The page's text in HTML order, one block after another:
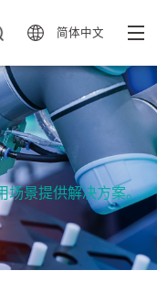
简体中文
场景提供解决方案。